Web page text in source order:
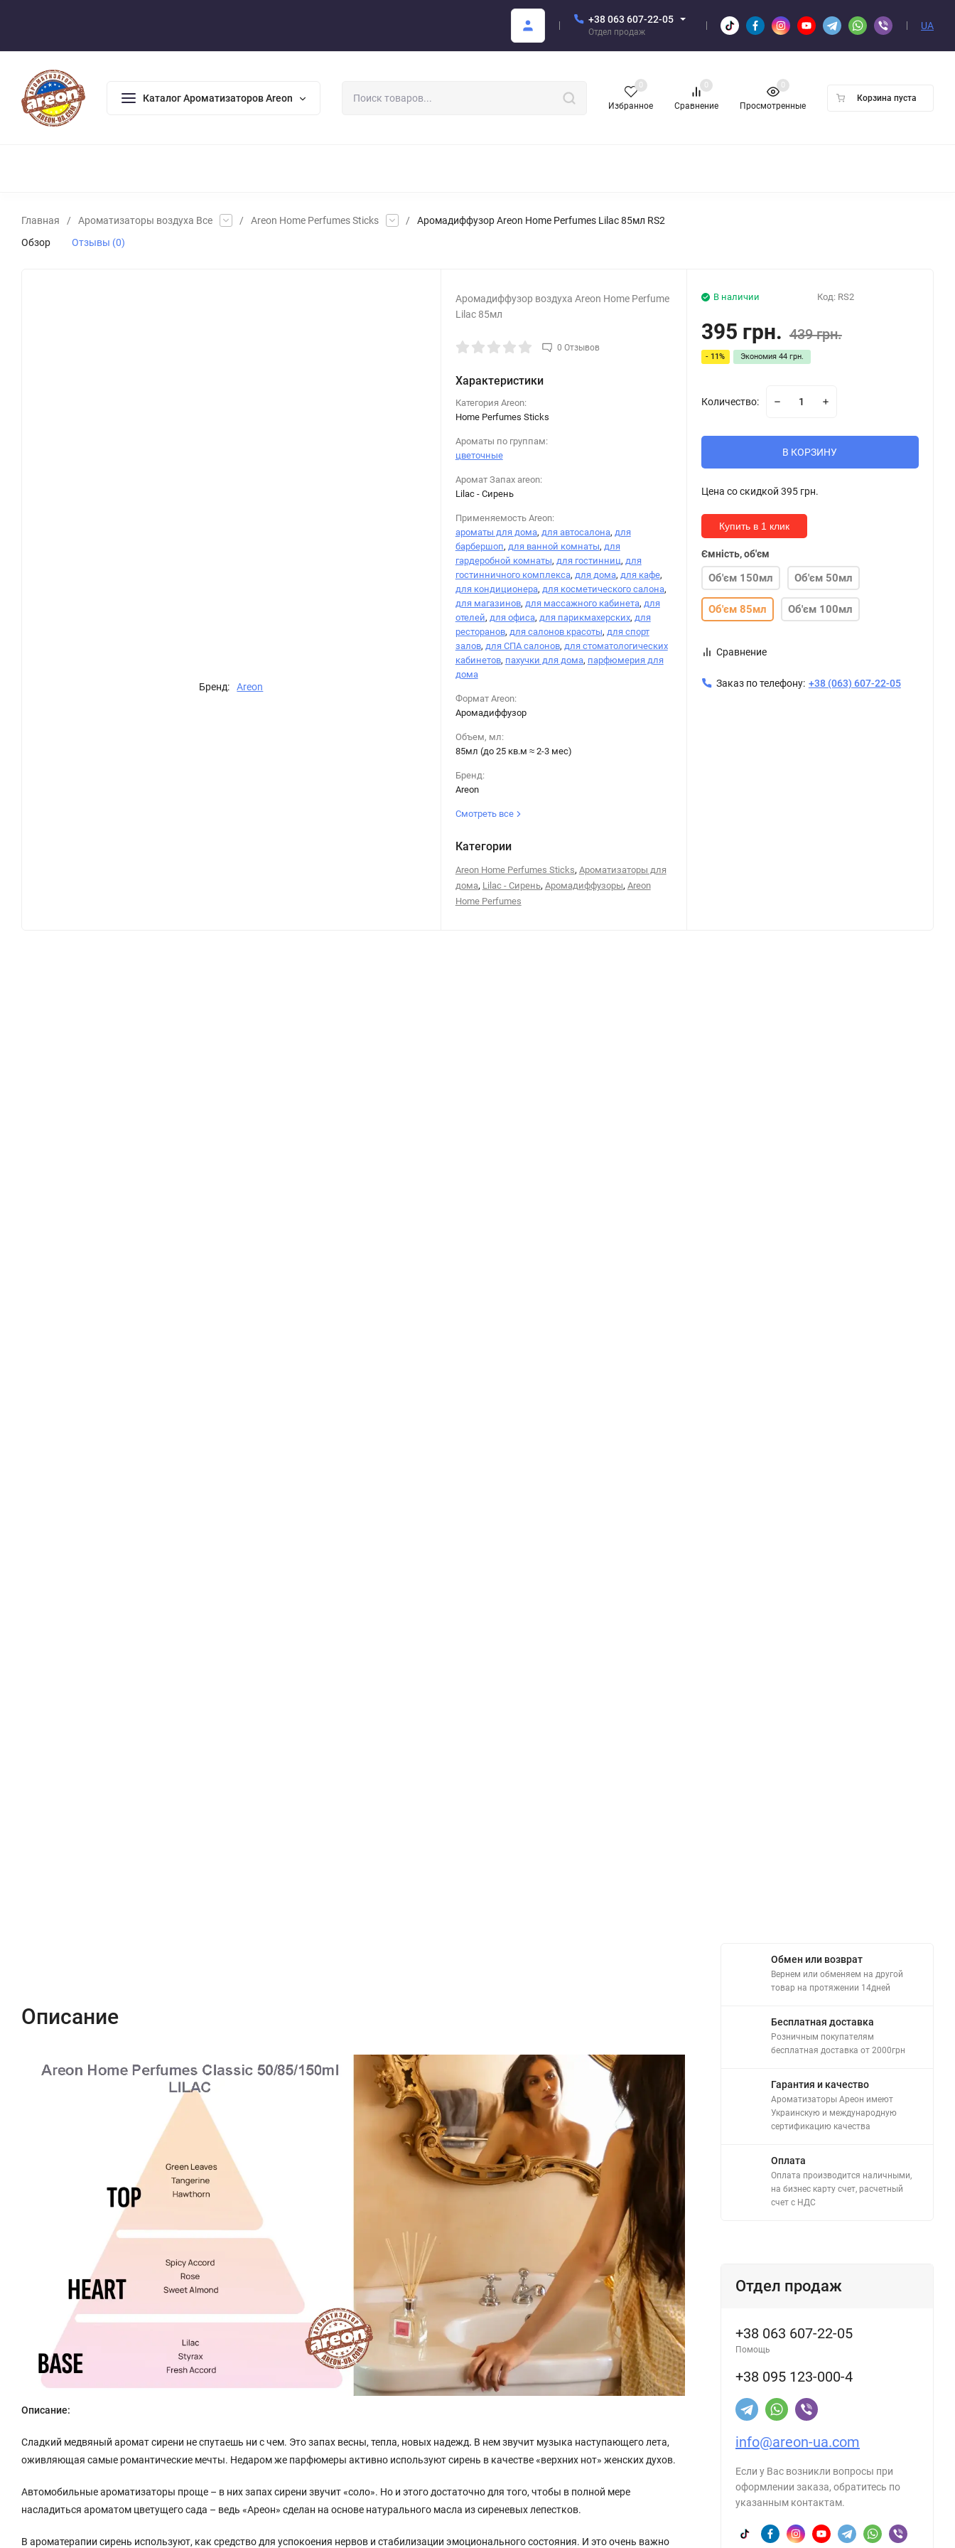
+38 063 607-22-05
Отдел продаж
UA
Каталог Ароматизаторов Areon
Избранное
0
Сравнение
0
Просмотренные
0
Корзина пуста
Главная / Ароматизаторы воздуха Все / Areon Home Perfumes Sticks /
Аромадиффузор Areon Home Perfumes Lilac 85мл RS2
Обзор
Отзывы (0)
Бренд: Areon
Аромадиффузор воздуха Areon Home Perfume
Lilac 85мл
0 Отзывов
Характеристики
Категория Areon:
Home Perfumes Sticks
Ароматы по группам:
цветочные
Аромат Запах areon:
Lilac - Сирень
Применяемость Areon:
ароматы для дома, для автосалона, для
барбершоп, для ванной комнаты, для
гардеробной комнаты, для гостинниц, для
гостинничного комплекса, для дома, для кафе,
для кондиционера, для косметического салона,
для магазинов, для массажного кабинета, для
отелей, для офиса, для парикмахерских, для
ресторанов, для салонов красоты, для спорт
залов, для СПА салонов, для стоматологических
кабинетов, пахучки для дома, парфюмерия для
дома
Формат Areon:
Аромадиффузор
Объем, мл:
85мл (до 25 кв.м ≈ 2-3 мес)
Бренд:
Areon
Смотреть все
Категории
Areon Home Perfumes Sticks, Ароматизаторы для
дома, Lilac - Сирень, Аромадиффузоры, Areon
Home Perfumes
В наличии Код: RS2
395 грн. 439 грн.
- 11% Экономия 44 грн.
Количество:
В КОРЗИНУ
Цена со скидкой 395 грн.
Купить в 1 клик
Ємність, об'єм
Об'єм 150мл Об'єм 50мл
Об'єм 85мл Об'єм 100мл
Сравнение
Заказ по телефону: +38 (063) 607-22-05
Описание
Описание:
Сладкий медвяный аромат сирени не спутаешь ни с чем. Это запах весны, тепла, новых надежд. В нем звучит музыка наступающего лета,
оживляющая самые романтические мечты. Недаром же парфюмеры активно используют сирень в качестве «верхних нот» женских духов.
Автомобильные ароматизаторы проще – в них запах сирени звучит «соло». Но и этого достаточно для того, чтобы в полной мере
насладиться ароматом цветущего сада – ведь «Ареон» сделан на основе натурального масла из сиреневых лепестков.
В ароматерапии сирень используют, как средство для успокоения нервов и стабилизации эмоционального состояния. И это очень важно
Обмен или возврат
Вернем или обменяем на другой
товар на протяжении 14дней
Бесплатная доставка
Розничным покупателям
бесплатная доставка от 2000грн
Гарантия и качество
Ароматизаторы Ареон имеют
Украинскую и международную
сертификацию качества
Оплата
Оплата производится наличными,
на бизнес карту счет, расчетный
счет с НДС
Отдел продаж
+38 063 607-22-05
Помощь
+38 095 123-000-4
info@areon-ua.com
Если у Вас возникли вопросы при
оформлении заказа, обратитесь по
указанным контактам.